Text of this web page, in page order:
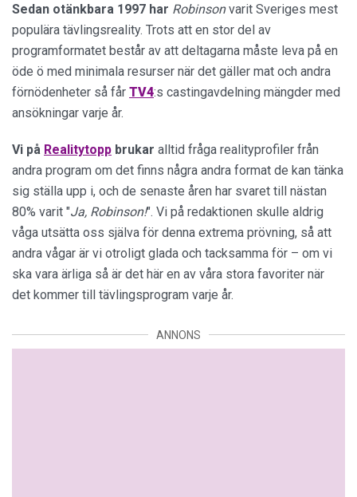
Sedan otänkbara 1997 har Robinsonvarit Sveriges mest
populära tävlingsreality. Trots att en stor del av
programformatet består av att deltagarna måste leva på en
öde ö med minimala resurser när det gäller mat och andra
förnödenheter så får TV4:s castingavdelning mängder med
ansökningar varje år.
Vi på Realitytopp brukar alltid fråga realityprofiler från
andra program om det finns några andra format de kan tänka
sig ställa upp i, och de senaste åren har svaret till nästan
80% varit "Ja, Robinson!". Vi på redaktionen skulle aldrig
våga utsätta oss själva för denna extrema prövning, så att
andra vågar är vi otroligt glada och tacksamma för – om vi
ska vara ärliga så är det här en av våra stora favoriter när
det kommer till tävlingsprogram varje år.
ANNONS